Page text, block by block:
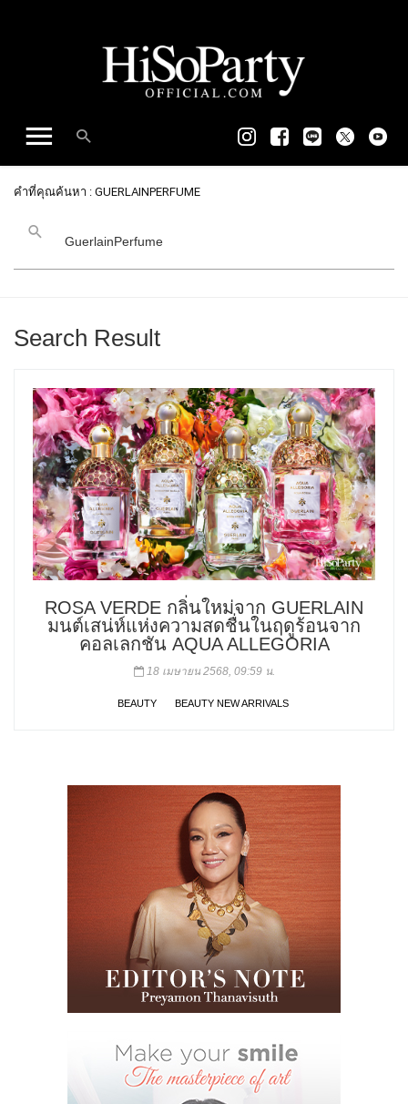
คำที่คุณค้นหา : GUERLAINPERFUME
Search Result
ROSA VERDE กลิ่นใหม่จาก GUERLAIN
มนต์เสน่ห์แห่งความสดชื่นในฤดูร้อนจาก
คอลเลกชัน AQUA ALLEGORIA
18 เมษายน 2568, 09:59 น.
BEAUTY BEAUTY NEW ARRIVALS